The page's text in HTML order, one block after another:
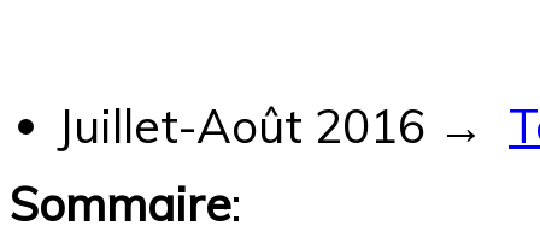
Juillet-Août 2016 →
Sommaire: